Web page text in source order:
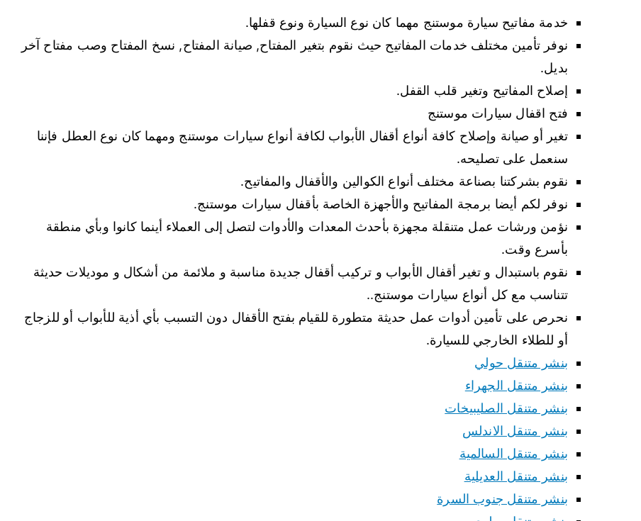
خدمة مفاتيح سيارة موستنج مهما كان نوع السيارة ونوع قفلها.
نوفر تأمين مختلف خدمات المفاتيح حيث نقوم بتغير المفتاح, صيانة المفتاح, نسخ المفتاح وصب مفتاح آخر
بديل.
إصلاح المفاتيح وتغير قلب القفل.
فتح اقفال سيارات موستنج
تغير أو صيانة وإصلاح كافة أنواع أقفال الأبواب لكافة أنواع سيارات موستنج ومهما كان نوع العطل فإننا
سنعمل على تصليحه.
نقوم بشركتنا بصناعة مختلف أنواع الكوالين والأقفال والمفاتيح.
نوفر لكم أيضا برمجة المفاتيح والأجهزة الخاصة بأقفال سيارات موستنج.
نؤمن ورشات عمل متنقلة مجهزة بأحدث المعدات والأدوات لتصل إلى العملاء أينما كانوا وبأي منطقة
بأسرع وقت.
نقوم باستبدال و تغير أقفال الأبواب و تركيب أقفال جديدة مناسبة و ملائمة من أشكال و موديلات حديثة
تتناسب مع كل أنواع سيارات موستنج..
نحرص على تأمين أدوات عمل حديثة متطورة للقيام بفتح الأقفال دون التسبب بأي أذية للأبواب أو للزجاج
أو للطلاء الخارجي للسيارة.
بنشر متنقل حولي
بنشر متنقل الجهراء
بنشر متنقل الصليبيخات
بنشر متنقل الاندلس
بنشر متنقل السالمية
بنشر متنقل العديلية
بنشر متنقل جنوب السرة